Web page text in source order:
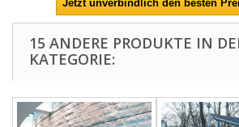
15 ANDERE PRODUKTE IN
KATEGORIE: